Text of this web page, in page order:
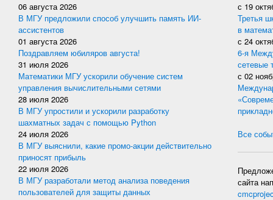
06 августа 2026
В МГУ предложили способ улучшить память ИИ-
ассистентов
01 августа 2026
Поздравляем юбиляров августа!
31 июля 2026
Математики МГУ ускорили обучение систем
управления вычислительными сетями
28 июля 2026
В МГУ упростили и ускорили разработку
шахматных задач с помощью Python
24 июля 2026
В МГУ выяснили, какие промо-акции действительно
приносят прибыль
22 июля 2026
В МГУ разработали метод анализа поведения
пользователей для защиты данных
с 19
Третья
в
с 24
6-я
сетевые
с 02
Все
сайта